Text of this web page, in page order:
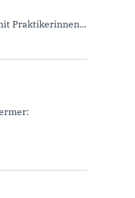
Praktikerinnen...